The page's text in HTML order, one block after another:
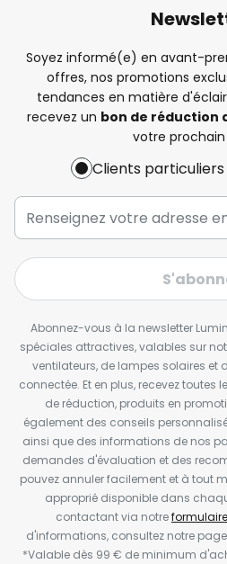
Soyez informé(e) en avant-
offres, nos promotions
tendances en matière
recevez un bon de réduction
votre
Clients particuliers
Abonnez-vous à la newsletter
spéciales attractives, valables sur
ventilateurs, de lampes solaires et
connectée. Et en plus, recevez toutes
de réduction, produits en
également des conseils
ainsi que des informations de nos
demandes d'évaluation et des
pouvez annuler facilement et à tout
approprié disponible dans
contactant via notre
d'informations, consultez notre page
*Valable dès 99 € de minimum